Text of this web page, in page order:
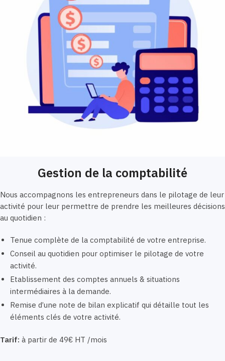
Gestion de la comptabilité
Nous accompagnons les entrepreneurs dans le pilotage de leur
activité pour leur permettre de prendre les meilleures décisions
au quotidien :
Tenue complète de la comptabilité de votre entreprise.
Conseil au quotidien pour optimiser le pilotage de votre
activité.
Etablissement des comptes annuels & situations
intermédiaires à la demande.
Remise d’une note de bilan explicatif qui détaille tout les
éléments clés de votre activité.
Tarif: à partir de 49€ HT /mois